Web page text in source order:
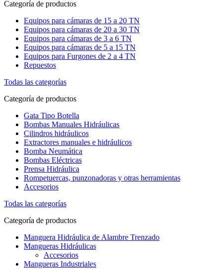
Categoría de productos
Equipos para cámaras de 15 a 20 TN
Equipos para cámaras de 20 a 30 TN
Equipos para cámaras de 3 a 6 TN
Equipos para cámaras de 5 a 15 TN
Equipos para Furgones de 2 a 4 TN
Repuestos
Todas las categorías
Categoría de productos
Gata Tipo Botella
Bombas Manuales Hidráulicas
Cilindros hidráulicos
Extractores manuales e hidráulicos
Bomba Neumática
Bombas Eléctricas
Prensa Hidráulica
Rompetuercas, punzonadoras y otras herramientas
Accesorios
Todas las categorías
Categoría de productos
Manguera Hidráulica de Alambre Trenzado
Mangueras Hidráulicas
Accesorios
Mangueras Industriales